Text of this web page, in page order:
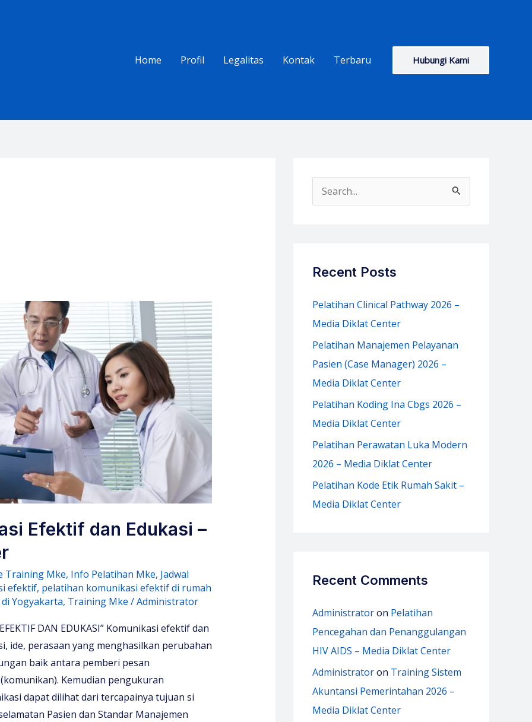
Home
Profil Legalitas Kontak Terbaru Hubungi Kami
Efektif dan Edukasi –
Training Mke, Info Pelatihan Mke, Jadwal
efektif, pelatihan komunikasi efektif di rumah
Yogyakarta, Training Mke /Administrator
DAN EDUKASI” Komunikasi efektif dan
ide, perasaan yang menghasilkan perubahan
baik antara pemberi pesan
Kemudian pengukuran
dapat dilihat dari tercapainya tujuan si
Pasien dan Standar Manajemen
e
h
f
o
Recent Posts
Pelatihan Clinical Pathway 2026 –
Media Diklat Center
Pelatihan Manajemen Pelayanan
Pasien (Case Manager) 2026 –
Media Diklat Center
Pelatihan Koding Ina Cbgs 2026 –
Media Diklat Center
Pelatihan Perawatan Luka Modern
2026 – Media Diklat Center
Pelatihan Kode Etik Rumah Sakit –
Media Diklat Center
Recent Comments
Administratoron Pelatihan
Pencegahan dan Penanggulangan
HIV AIDS – Media Diklat Center
Administratoron Training Sistem
Akuntansi Pemerintahan 2026 –
Media Diklat Center